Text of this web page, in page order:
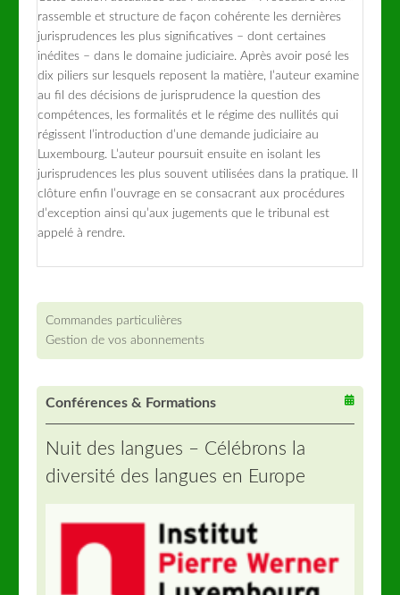
rassemble et structure de façon cohérente les dernières
jurisprudences les plus significatives – dont certaines
inédites – dans le domaine judiciaire. Après avoir posé les
dix piliers sur lesquels reposent la matière, l’auteur examine
au fil des décisions de jurisprudence la question des
compétences, les formalités et le régime des nullités qui
régissent l’introduction d’une demande judiciaire au
Luxembourg. L’auteur poursuit ensuite en isolant les
jurisprudences les plus souvent utilisées dans la pratique. Il
clôture enfin l’ouvrage en se consacrant aux procédures
d’exception ainsi qu’aux jugements que le tribunal est
appelé à rendre.
Commandes particulières
Gestion de vos abonnements
Conférences & Formations
Nuit des langues – Célébrons la
diversité des langues en Europe